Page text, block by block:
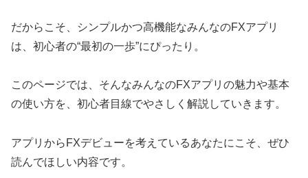
だからこそ、シンプルかつ高機能なみんなのFXアプリ
は、初心者の“最初の一歩”にぴったり。
このページでは、そんなみんなのFXアプリの魅力や基本
の使い方を、初心者目線でやさしく解説していきます。
アプリからFXデビューを考えているあなたにこそ、ぜひ
読んでほしい内容です。